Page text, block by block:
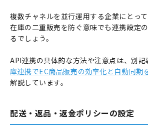
複数チャネルを並行運用する企業にとっ
在庫の二重販売を防ぐ意味でも連携設定
るでしょう。
API連携の具体的な方法や注意点は、別記
庫連携でEC商品販売の効率化と自動同期
解説しています。
配送・返品・返金ポリシーの設定